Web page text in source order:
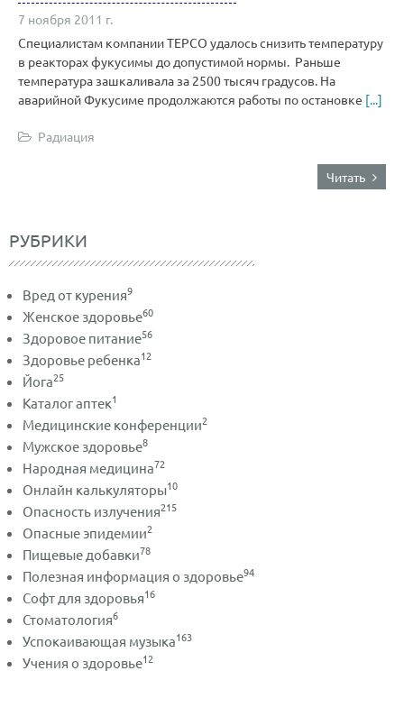
РУБРИКИ
Вред от курения9
Женское здоровье60
Здоровое питание56
Здоровье ребенка12
Йога25
Каталог аптек1
Медицинские конференции2
Мужское здоровье8
Народная медицина72
Онлайн калькуляторы10
Опасность излучения215
Опасные эпидемии2
Пищевые добавки78
Полезная информация о здоровье94
Софт для здоровья16
Стоматология6
Успокаивающая музыка163
Учения о здоровье12
7 ноября 2011 г.
Специалистам компании ТЕРСО удалось снизить температуру
в реакторах фукусимы до допустимой нормы. Раньше
температура зашкаливала за 2500 тысяч градусов. На
аварийной Фукусиме продолжаются работы по остановке [...]
Радиация
Читать